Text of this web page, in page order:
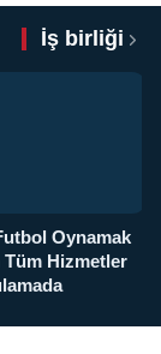
İş birliği
Oynamak
Tüm Hizmetler